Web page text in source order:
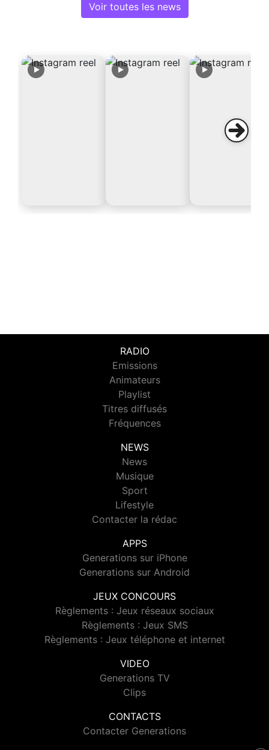
Voir toutes les news
RADIO
Emissions
Animateurs
Playlist
Titres diffusés
Fréquences
NEWS
News
Musique
Sport
Lifestyle
Contacter la rédac
APPS
Generations sur iPhone
Generations sur Android
JEUX CONCOURS
Règlements : Jeux réseaux sociaux
Règlements : Jeux SMS
Règlements : Jeux téléphone et internet
VIDEO
Generations TV
Clips
CONTACTS
Contacter Generations